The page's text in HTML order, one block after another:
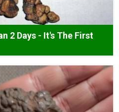
2 Days - It's The First